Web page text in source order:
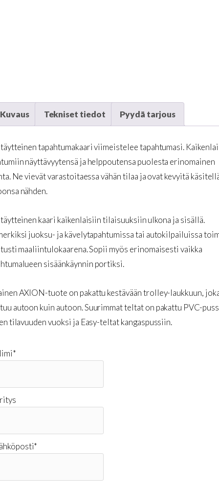
Kuvaus Tekniset tiedot Pyydä tarjous
tapahtumakaari viimeistelee tapahtumasi.
näyttävyytensä ja helppoutensa puolesta erinomainen
Ne vievät varastoitaessa vähän tilaa ja ovat kevyitä
nähden.
kaari kaikenlaisiin tilaisuuksiin ulkona ja sisällä.
juoksu- ja kävelytapahtumissa tai autokilpailuissa
maaliintulokaarena. Sopii myös erinomaisesti vaikka
sisäänkäynnin portiksi.
AXION-tuote on pakattu kestävään trolley-laukkuun,
autoon kuin autoon. Suurimmat teltat on pakattu PVC-
tilavuuden vuoksi ja Easy-teltat kangaspussiin.
*
*